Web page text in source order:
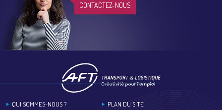
CONTACTEZ-NOUS
QUI SOMMES-NOUS ?
PLAN DU SITE